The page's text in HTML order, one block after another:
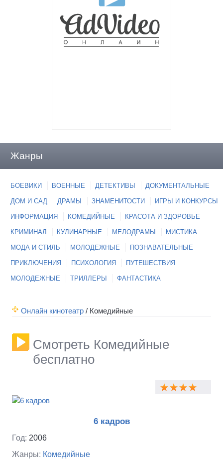
Жанры
БОЕВИКИ ВОЕННЫЕ ДЕТЕКТИВЫ ДОКУМЕНТАЛЬНЫЕ
ДОМ И САД ДРАМЫ ЗНАМЕНИТОСТИ ИГРЫ И КОНКУРСЫ
ИНФОРМАЦИЯ КОМЕДИЙНЫЕ КРАСОТА И ЗДОРОВЬЕ
КРИМИНАЛ КУЛИНАРНЫЕ МЕЛОДРАМЫ МИСТИКА
МОДА И СТИЛЬ МОЛОДЕЖНЫЕ ПОЗНАВАТЕЛЬНЫЕ
ПРИКЛЮЧЕНИЯ ПСИХОЛОГИЯ ПУТЕШЕСТВИЯ
МОЛОДЕЖНЫЕ ТРИЛЛЕРЫ ФАНТАСТИКА
Онлайн кинотеатр / Комедийные
Смотреть Комедийные
бесплатно
6 кадров
Год: 2006
Жанры: Комедийные